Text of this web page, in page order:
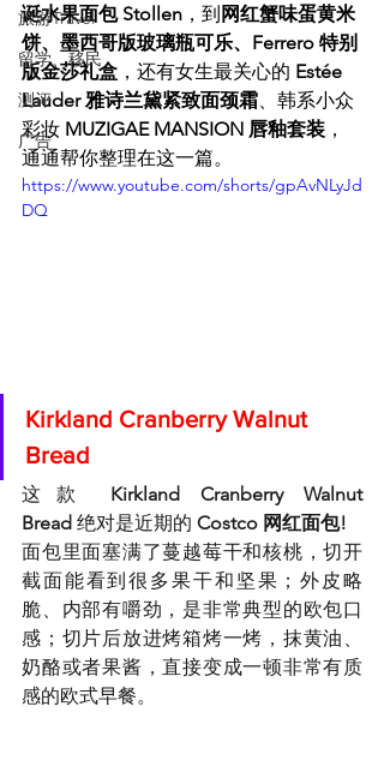
旅游Travel
留学、移民
测评
广告
诞水果面包 Stollen ，到 网红蟹味蛋黄米
饼、墨西哥版玻璃瓶可乐、Ferrero 特别
版金莎礼盒 ，还有女生最关心的 Estée
Lauder 雅诗兰黛紧致面颈霜、韩系小众
彩妆 MUZIGAE MANSION 唇釉套装 ，
通通帮你整理在这一篇。
https://www.youtube.com/shorts/gpAvNLyJd
DQ
Kirkland Cranberry Walnut
Bread
这款 Kirkland Cranberry Walnut
Bread 绝对是近期的 Costco 网红面包!
面包里面塞满了蔓越莓干和核桃，切开
截面能看到很多果干和坚果；外皮略
脆、内部有嚼劲，是非常典型的欧包口
感；切片后放进烤箱烤一烤，抹黄油、
奶酪或者果酱，直接变成一顿非常有质
感的欧式早餐。